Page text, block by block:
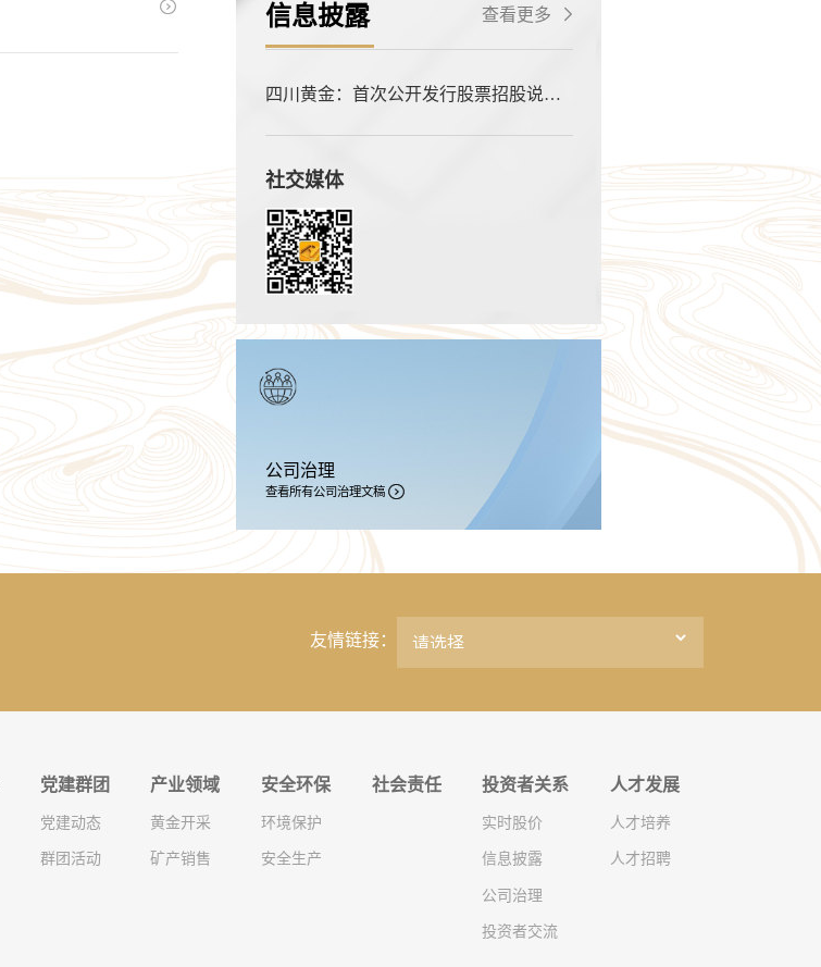
 信息披露 查看更多 
四川黄金：首次公开发行股票招股说明
社交媒体
公司治理
查看所有公司治理文稿 
友情链接：
党建群团
党建动态
群团活动
产业领域
黄金开采
矿产销售
安全环保
环境保护
安全生产
社会责任 投资者关系
实时股价
信息披露
公司治理
投资者交流
人才发展
人才培养
人才招聘